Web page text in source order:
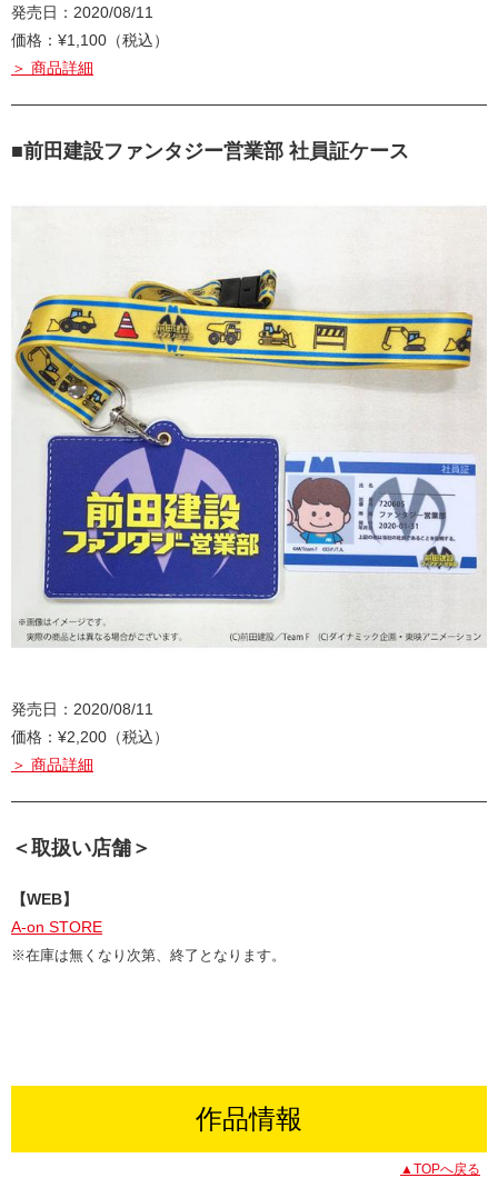
発売日：2020/08/11
価格：¥1,100（税込）
＞ 商品詳細
■前田建設ファンタジー営業部 社員証ケース
発売日：2020/08/11
価格：¥2,200（税込）
＞ 商品詳細
＜取扱い店舗＞
【WEB】
A-on STORE
※在庫は無くなり次第、終了となります。
作品情報
▲TOPへ戻る